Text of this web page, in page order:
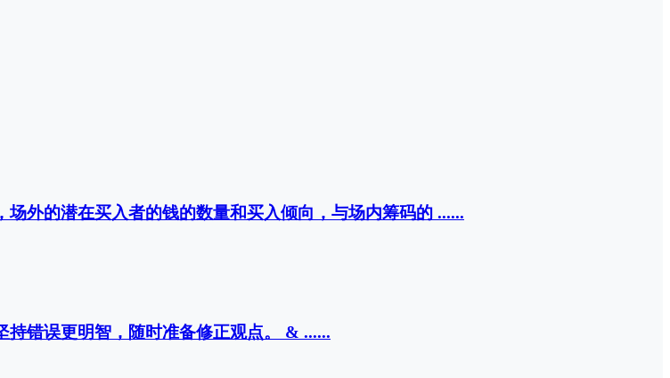
外的潜在买入者的钱的数量和买入倾向，与场内筹码的 ......
错误更明智，随时准备修正观点。 & ......